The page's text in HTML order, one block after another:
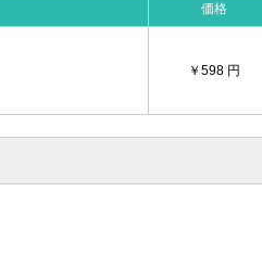
価格
￥598 円